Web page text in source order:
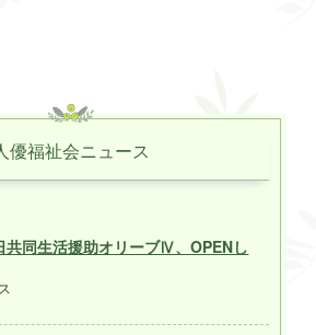
優福祉会ニュース
共同生活援助オリーブⅣ、OPENし